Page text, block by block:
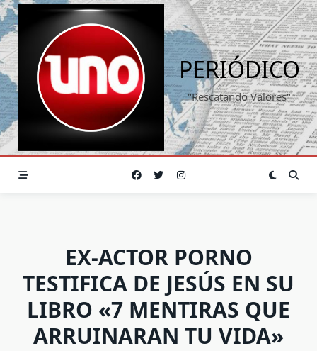
Saltar
al
contenido
PERIÓDICO
"Rescatando Valores"
EX-ACTOR PORNO
TESTIFICA DE JESÚS EN SU
LIBRO «7 MENTIRAS QUE
ARRUINARAN TU VIDA»